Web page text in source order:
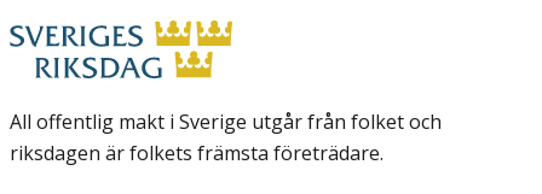
All offentlig makt i Sverige utgår från folket och
riksdagen är folkets främsta företrädare.